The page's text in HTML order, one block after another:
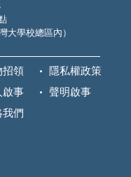
大學校總區內）
招領
啟事
我們
隱私權政策
聲明啟事